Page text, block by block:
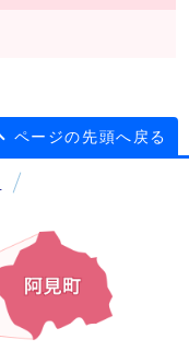
ページの先頭へ戻る